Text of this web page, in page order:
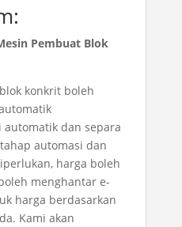
Pembuat Blok
konkrit boleh
automatik dan separa
automasi dan
harga boleh
menghantar e-
harga berdasarkan
Kami akan